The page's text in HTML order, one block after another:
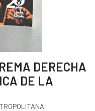
DERECHA
DE LA